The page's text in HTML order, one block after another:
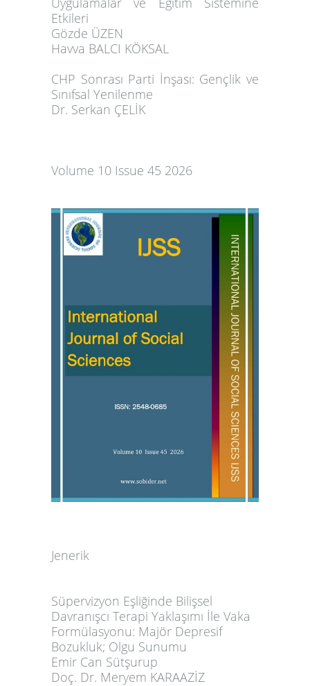
Etkileri
Gözde ÜZEN
Havva BALCI KÖKSAL
CHP Sonrası Parti İnşası: Gençlik ve
Sınıfsal Yenilenme
Dr. Serkan ÇELİK
Volume 10 Issue 45 2026
Jenerik
Süpervizyon Eşliğinde Bilişsel
Davranışcı Terapi Yaklaşımı İle Vaka
Formülasyonu: Majör Depresif
Bozukluk; Olgu Sunumu
Emir Can Sütşurup
Doç. Dr. Meryem KARAAZİZ